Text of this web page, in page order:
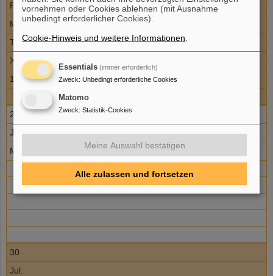
P068
M. Fajardo
T. Kuehl
Xray Lab
10
29
Jul.
Maintenance
30
Jul.
vornehmen oder Cookies ablehnen (mit Ausnahme
unbedingt erforderlicher Cookies).
Cookie-Hinweis und weitere Informationen
Essentials (immer erforderlich)
Zweck: Unbedingt erforderliche Cookies
Matomo
Zweck: Statistik-Cookies
Meine Auswahl bestätigen
Alle zulassen und fortsetzen